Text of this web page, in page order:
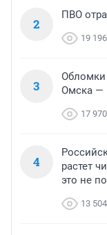
2
ПВО
19 196
3
Обломки
Омска —
17 970
4
растет
это не
13 504